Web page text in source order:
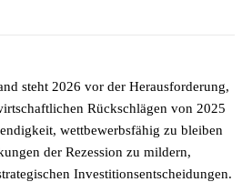
steht 2026 vor der Herausforderung,
Rückschlägen von 2025
wettbewerbsfähig zu bleiben
der Rezession zu mildern,
Investitionsentscheidungen.